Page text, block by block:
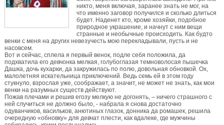
никто, меня включая, заранее знать не мог, на
что именно заговор получился и сколько длиться
будет. Наденет кто, кроме хозяйки, подобное
природное украшение, и начнут с ним вещи
странные и необычные происходить. Как будто
венки с меня на других невезучесть мою перекладывали, пусть и не
насовсем.
Вот и сейчас, сплела я первый венок, подле себя положила, да
подхватила его девчонка мелкая, голубоглазая темноволосая пышечка
Дашка, дочь кухарки, да закружилась по полю, довольная обновкой. Ох,
малолетняя искательница приключений. Ведь семь ей в этом году
стукнуло, взрослая уже, соображает, а значит, не может не знать, как мои
венки на разумных существ действуют.
Пожав плечами и решив егозу мелкую не догонять, – ничего страшного с
ней случиться не должно было, - набрала я снова достаточно
одуванчиков, васильков, анютиных глазок, донника да ромашек, решила
очередную «обновку» для девчат плести, как вдалеке, где мужчины